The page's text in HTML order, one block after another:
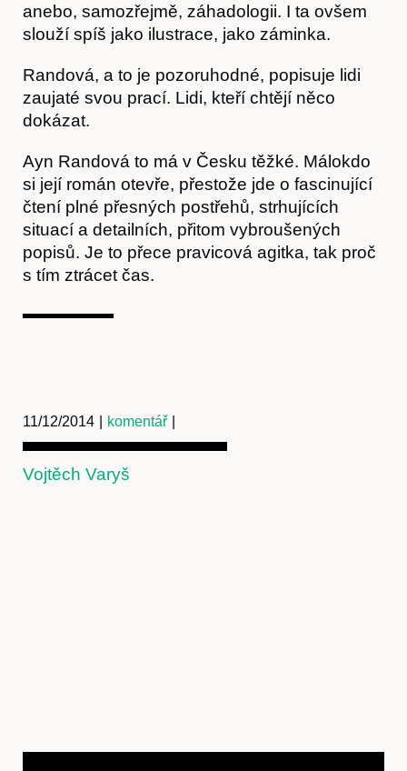
Obchod
Kontakt
anebo, samozřejmě, záhadologii. I ta ovšem
slouží spíš jako ilustrace, jako záminka.
Randová, a to je pozoruhodné, popisuje lidi
zaujaté svou prací. Lidi, kteří chtějí něco
dokázat.
Ayn Randová to má v Česku těžké. Málokdo
si její román otevře, přestože jde o fascinující
čtení plné přesných postřehů, strhujících
situací a detailních, přitom vybroušených
popisů. Je to přece pravicová agitka, tak proč
s tím ztrácet čas.
11/12/2014 komentář
Vojtěch Varyš